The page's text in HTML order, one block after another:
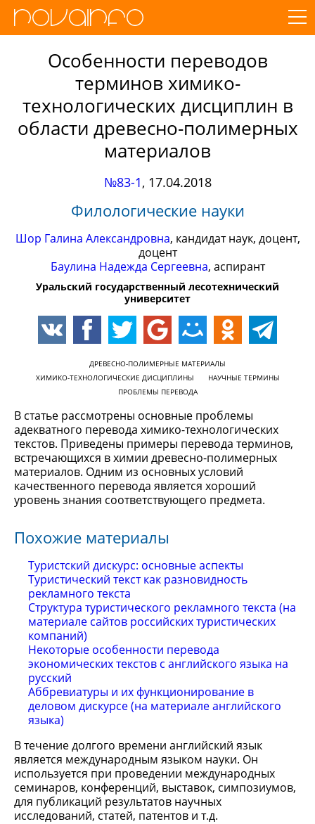
Особенности переводов
терминов химико-
технологических дисциплин в
области древесно-полимерных
материалов
№83-1, 17.04.2018
Филологические науки
Шор Галина Александровна, кандидат наук, доцент,
доцент
Баулина Надежда Сергеевна, аспирант
Уральский государственный лесотехнический
университет
ДРЕВЕСНО-ПОЛИМЕРНЫЕ МАТЕРИАЛЫ
ХИМИКО-ТЕХНОЛОГИЧЕСКИЕ ДИСЦИПЛИНЫ
НАУЧНЫЕ ТЕРМИНЫ
ПРОБЛЕМЫ ПЕРЕВОДА
В статье рассмотрены основные проблемы
адекватного перевода химико-технологических
текстов. Приведены примеры перевода терминов,
встречающихся в химии древесно-полимерных
материалов. Одним из основных условий
качественного перевода является хороший
уровень знания соответствующего предмета.
Похожие материалы
Туристский дискурс: основные аспекты
Туристический текст как разновидность
рекламного текста
Структура туристического рекламного текста (на
материале сайтов российских туристических
компаний)
Некоторые особенности перевода
экономических текстов с английского языка на
русский
Аббревиатуры и их функционирование в
деловом дискурсе (на материале английского
языка)
В течение долгого времени английский язык
является международным языком науки. Он
используется при проведении международных
семинаров, конференций, выставок, симпозиумов,
для публикаций результатов научных
исследований, статей, патентов и т.д.